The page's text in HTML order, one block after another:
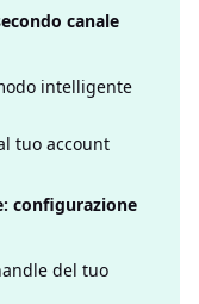
canale
intelligente
tuo account
configurazione
del tuo